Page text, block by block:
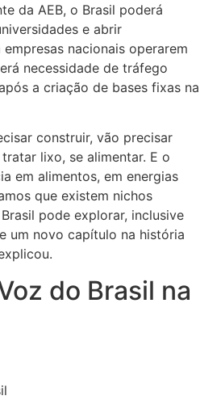
da AEB, o Brasil poderá
e abrir
nacionais operarem
necessidade de tráfego
a criação de bases fixas na
construir, vão precisar
lixo, se alimentar. E o
em alimentos, em energias
que existem nichos
pode explorar, inclusive
um novo capítulo na história
do Brasil na